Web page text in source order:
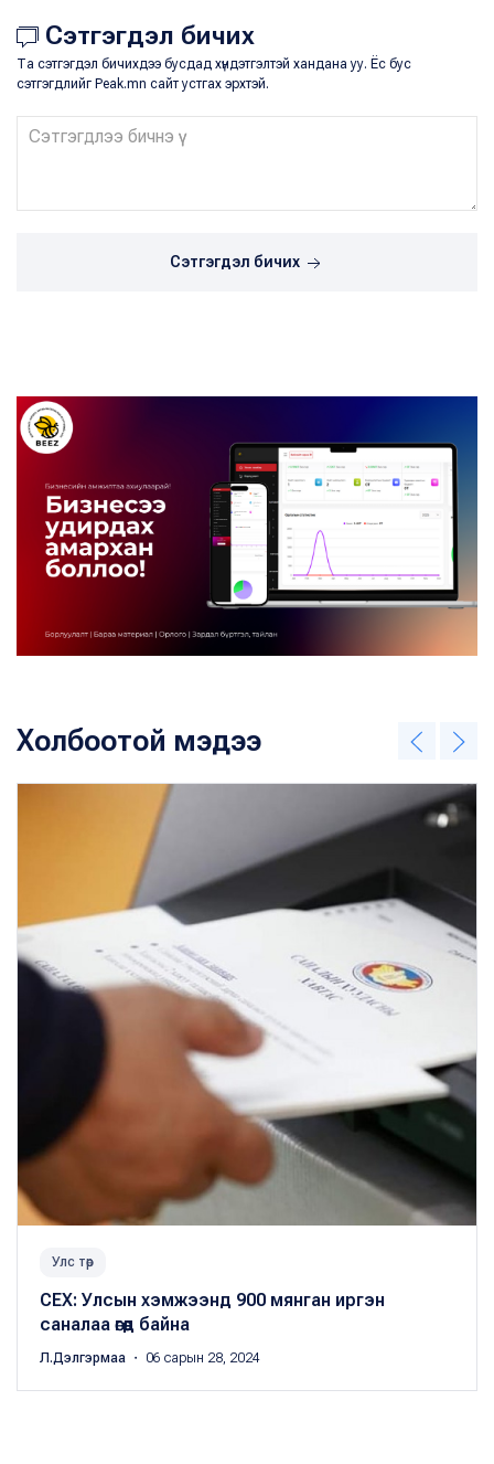
Сэтгэгдэл бичих
Та сэтгэгдэл бичихдээ бусдад хүндэтгэлтэй хандана уу. Ёс бус
сэтгэгдлийг Peak.mn сайт устгах эрхтэй.
Сэтгэгдэл бичих
Холбоотой мэдээ
Улс төр
СЕХ: Улсын хэмжээнд 900 мянган иргэн
саналаа өгөөд байна
Л.Дэлгэрмаа ・ 06 сарын 28, 2024